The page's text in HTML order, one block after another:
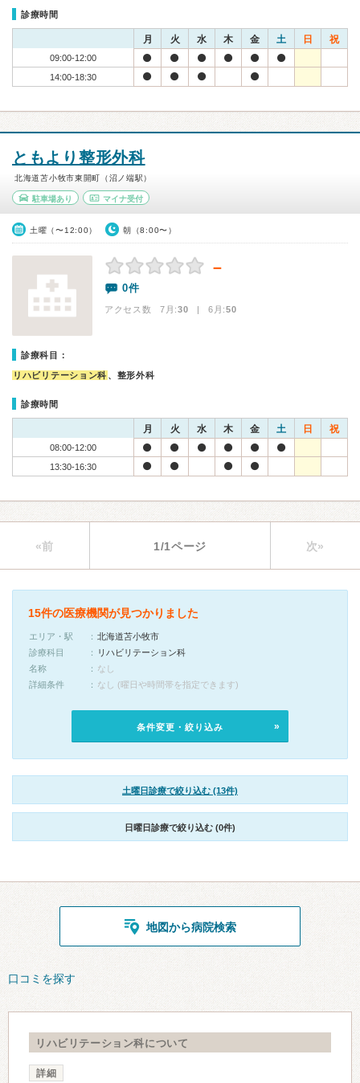
診療時間
月 火 水 木 金 土 日 祝
09:00-12:00
14:00-18:30
ともより整形外科
北海道苫小牧市東開町（沼ノ端駅）
駐車場あり マイナ受付
土曜（〜12:00） 朝（8:00〜）
－
0件
アクセス数 7月:30 | 6月:50
診療科目：
リハビリテーション科 、整形外科
診療時間
月 火 水 木 金 土 日 祝
08:00-12:00
13:30-16:30
«前 1/1ページ 次»
15件の医療機関が見つかりました
エリア・駅
北海道苫小牧市
診療科目
リハビリテーション科
名称
なし
詳細条件
なし (曜日や時間帯を指定できます)
条件変更・絞り込み
土曜日診療で絞り込む (13件)
日曜日診療で絞り込む (0件)
地図から病院検索
口コミを探す
リハビリテーション科について
詳細